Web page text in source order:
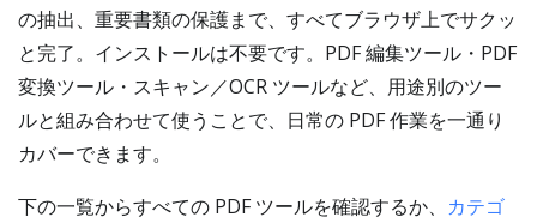
の抽出、重要書類の保護まで、すべてブラウザ上でサクッ
と完了。インストールは不要です。PDF 編集ツール・PDF
変換ツール・スキャン／OCR ツールなど、用途別のツー
ルと組み合わせて使うことで、日常の PDF 作業を一通り
カバーできます。
下の一覧からすべての PDF ツールを確認するか、 カテゴ